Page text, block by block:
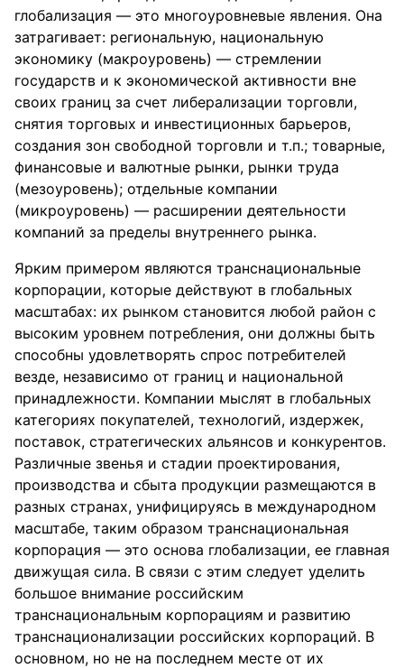
глобализация — это многоуровневые явления. Она
затрагивает: региональную, национальную
экономику (макроуровень) — стремлении
государств и к экономической активности вне
своих границ за счет либерализации торговли,
снятия торговых и инвестиционных барьеров,
создания зон свободной торговли и т.п.; товарные,
финансовые и валютные рынки, рынки труда
(мезоуровень); отдельные компании
(микроуровень) — расширении деятельности
компаний за пределы внутреннего рынка.
Ярким примером являются транснациональные
корпорации, которые действуют в глобальных
масштабах: их рынком становится любой район с
высоким уровнем потребления, они должны быть
способны удовлетворять спрос потребителей
везде, независимо от границ и национальной
принадлежности. Компании мыслят в глобальных
категориях покупателей, технологий, издержек,
поставок, стратегических альянсов и конкурентов.
Различные звенья и стадии проектирования,
производства и сбыта продукции размещаются в
разных странах, унифицируясь в международном
масштабе, таким образом транснациональная
корпорация — это основа глобализации, ее главная
движущая сила. В связи с этим следует уделить
большое внимание российским
транснациональным корпорациям и развитию
транснационализации российских корпораций. В
основном, но не на последнем месте от их